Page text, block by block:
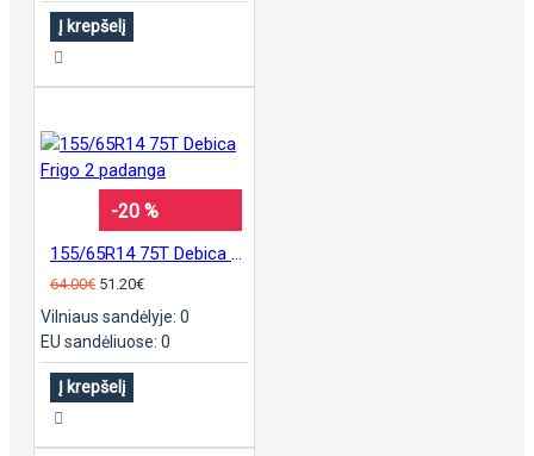
Į krepšelį
-20 %
64.00€ 51.20€
Vilniaus sandėlyje: 0
EU sandėliuose: 0
Į krepšelį